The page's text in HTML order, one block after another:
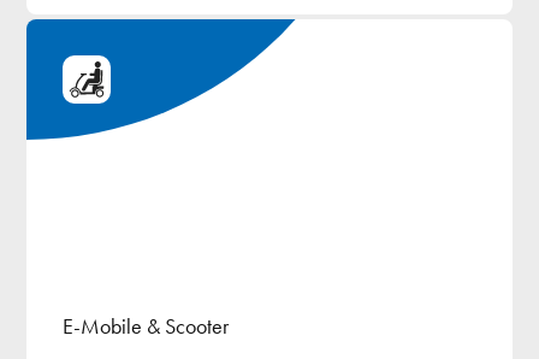
E-Mobile & Scooter